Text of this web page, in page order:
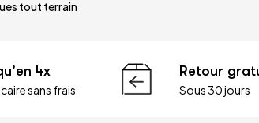
tout terrain
4x
sans frais
Retour
Sous 30 jours